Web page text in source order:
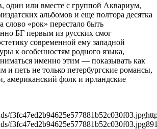
один или вместе с группой Аквариум,
альбомов и еще полтора десятка
слово «рок» перестало быть
БГ первым из русских смог
современной ему западной
к особенностям родного языка,
именно этим — показывать как
и петь не только петербургские романсы,
американский фолк и ирландские
f3fc47ed2b94625e577881b52c030f03.jpg
f3fc47ed2b94625e577881b52c030f03.jpg